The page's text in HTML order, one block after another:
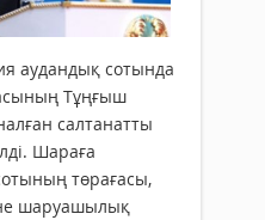
аудандық сотында
Тұңғыш
салтанатты
Шараға
төрағасы,
шаруашылық